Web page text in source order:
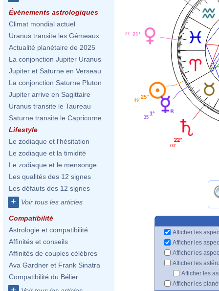
Évènements astrologiques
Climat mondial actuel
Uranus transite les Gémeaux
Actualité planétaire de 2025
La conjonction Jupiter Uranus
Jupiter et Saturne en Verseau
La conjonction Saturne Pluton
Jupiter arrive en Sagittaire
Uranus transite le Taureau
Saturne transite le Capricorne
Lifestyle
Le zodiaque et l'hésitation
Le zodiaque et la timidité
Le zodiaque et le mensonge
Les qualités des 12 signes
Les défauts des 12 signes
+ Voir tous les articles
Compatibilité
Astrologie et compatibilité
Affinités et conseils
Affinités de couples célèbres
Ava Gardner et Frank Sinatra
Compatibilité du Bélier
21°
21'
25°
49'
1°
35'
22°
00'
Afficher les
Afficher les
Afficher les
Afficher les
Afficher les
Afficher les